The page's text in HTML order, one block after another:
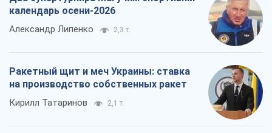
календарь осени-2026
Александр Липенко 2,3 т.
Ракетный щит и меч Украины: ставка
на производство собственных ракет
Кирилл Татаринов 2,1 т.